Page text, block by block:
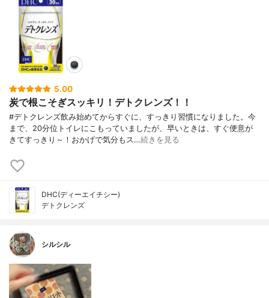
5.00
炭で根こそぎスッキリ！デトクレンズ！！
#デトクレンズ飲み始めてからすぐに、すっきり習慣になりました。今
まで、20分位トイレにこもっていましたが、早いときは、すぐ便意が
きてすっきり～！おかげで気分もス…続きを見る
DHC(ディーエイチシー)
デトクレンズ
シルシル